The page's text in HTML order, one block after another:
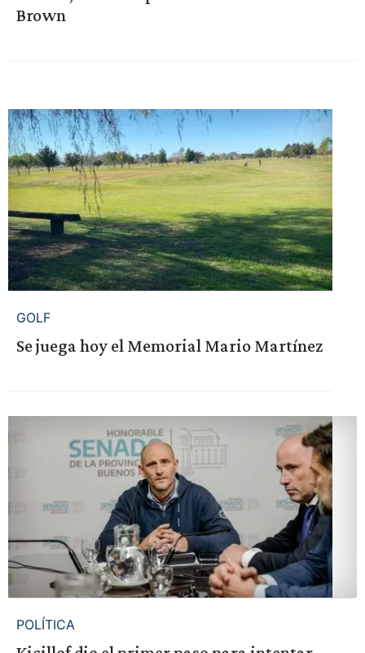
Brown
GOLF
Se juega hoy el Memorial Mario Martínez
POLÍTICA